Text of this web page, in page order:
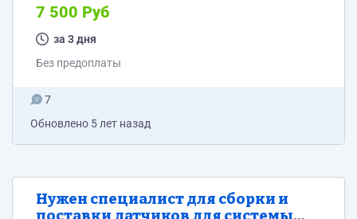
Указать как и что с чем подключается/спаивается.
Описать как передается информация с датчика на
шлюз. Описать как передать информацию со шлюза в
7 500 Руб
за 3 дня
Без предоплаты
7
Обновлено 5 лет назад
Нужен специалист для сборки и